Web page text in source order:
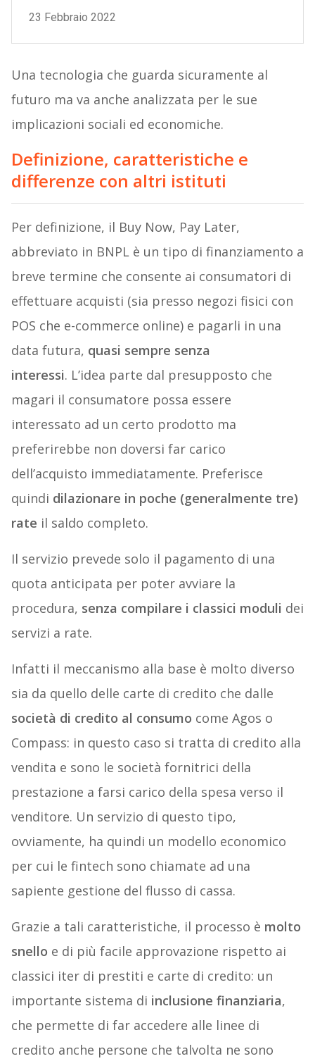
Una tecnologia che guarda sicuramente al
futuro ma va anche analizzata per le sue
implicazioni sociali ed economiche.
Definizione, caratteristiche e
differenze con altri istituti
Per definizione, il Buy Now, Pay Later,
abbreviato in BNPL è un tipo di finanziamento a
breve termine che consente ai consumatori di
effettuare acquisti (sia presso negozi fisici con
POS che e-commerce online) e pagarli in una
data futura, quasi sempre senza
interessi. L’idea parte dal presupposto che
magari il consumatore possa essere
interessato ad un certo prodotto ma
preferirebbe non doversi far carico
dell’acquisto immediatamente. Preferisce
quindi dilazionare in poche (generalmente tre)
rate il saldo completo.
Il servizio prevede solo il pagamento di una
quota anticipata per poter avviare la
procedura, senza compilare i classici moduli dei
servizi a rate.
Infatti il meccanismo alla base è molto diverso
sia da quello delle carte di credito che dalle
società di credito al consumo come Agos o
Compass: in questo caso si tratta di credito alla
vendita e sono le società fornitrici della
prestazione a farsi carico della spesa verso il
venditore. Un servizio di questo tipo,
ovviamente, ha quindi un modello economico
per cui le fintech sono chiamate ad una
sapiente gestione del flusso di cassa.
Grazie a tali caratteristiche, il processo è molto
snello e di più facile approvazione rispetto ai
classici iter di prestiti e carte di credito: un
importante sistema di inclusione finanziaria,
che permette di far accedere alle linee di
credito anche persone che talvolta ne sono